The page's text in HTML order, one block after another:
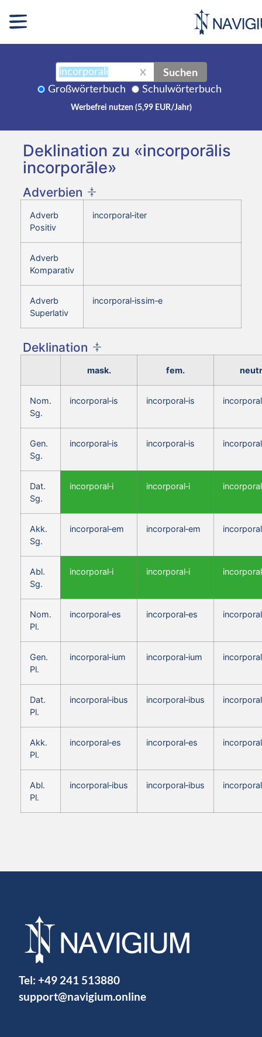
X Suchen
Großwörterbuch Schulwörterbuch
Werbefrei nutzen (5,99 EUR/Jahr)
Deklination zu «incorporālis
incorporāle»
Adverbien
Adverb
Positiv
incorporal‑iter
Adverb
Komparativ
Adverb
Superlativ
incorporal‑issim‑e
Deklination
mask. fem.
Nom.
Sg.
incorporal‑is incorporal‑is
Gen.
Sg.
incorporal‑is incorporal‑is
Dat.
Sg.
incorporal‑i incorporal‑i
Akk.
Sg.
incorporal‑em incorporal‑em
Abl.
Sg.
incorporal‑i incorporal‑i
Nom.
Pl.
incorporal‑es incorporal‑es
Gen.
Pl.
incorporal‑ium incorporal‑ium
Dat.
Pl.
incorporal‑ibus incorporal‑ibus
Akk.
Pl.
incorporal‑es incorporal‑es
Abl.
Pl.
incorporal‑ibus incorporal‑ibus
Tel: +49 241 513880
support@navigium.online